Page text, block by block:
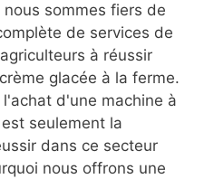
sommes fiers de
de services de
à réussir
glacée à la ferme.
d'une machine à
seulement la
dans ce secteur
nous offrons une